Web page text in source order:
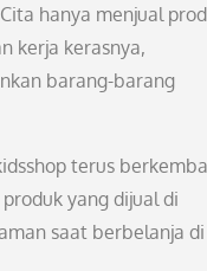
hanya menjual
kerja kerasnya,
barang-barang
terus
yang dijual di
saat berbelanja di